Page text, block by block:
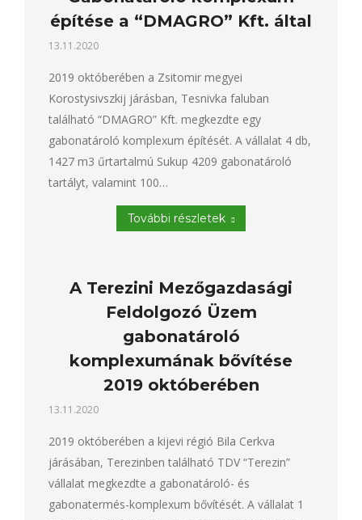
építése a “DMAGRO” Kft. által
13.11.2020
2019 októberében a Zsitomir megyei
Korostysivszkij járásban, Tesnivka faluban
található “DMAGRO” Kft. megkezdte egy
gabonatároló komplexum építését. A vállalat 4 db,
1427 m3 űrtartalmú Sukup 4209 gabonatároló
tartályt, valamint 100…
További részletek
A Terezini Mezőgazdasági
Feldolgozó Üzem
gabonatároló
komplexumának bővítése
2019 októberében
13.11.2020
2019 októberében a kijevi régió Bila Cerkva
járásában, Terezinben található TDV “Terezin”
vállalat megkezdte a gabonatároló- és
gabonatermés-komplexum bővítését. A vállalat 1